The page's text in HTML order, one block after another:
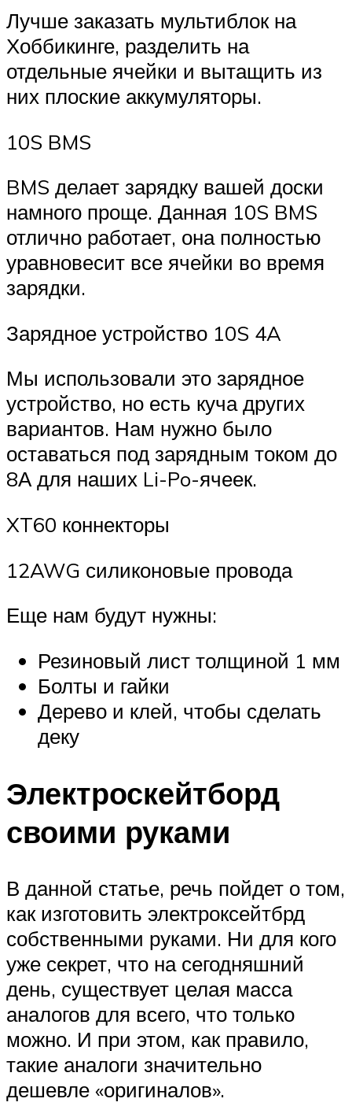
Лучше заказать мультиблок на
Хоббикинге, разделить на
отдельные ячейки и вытащить из
них плоские аккумуляторы.
10S BMS
BMS делает зарядку вашей доски
намного проще. Данная 10S BMS
отлично работает, она полностью
уравновесит все ячейки во время
зарядки.
Зарядное устройство 10S 4A
Мы использовали это зарядное
устройство, но есть куча других
вариантов. Нам нужно было
оставаться под зарядным током до
8А для наших Li-Po-ячеек.
XT60 коннекторы
12AWG силиконовые провода
Еще нам будут нужны:
Резиновый лист толщиной 1 мм
Болты и гайки
Дерево и клей, чтобы сделать
деку
Электроскейтборд
своими руками
В данной статье, речь пойдет о том,
как изготовить электроксейтбрд
собственными руками. Ни для кого
уже секрет, что на сегодняшний
день, существует целая масса
аналогов для всего, что только
можно. И при этом, как правило,
такие аналоги значительно
дешевле «оригиналов».